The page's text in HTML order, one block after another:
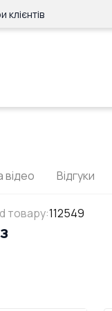
клієнтів
Відгуки
товару:112549